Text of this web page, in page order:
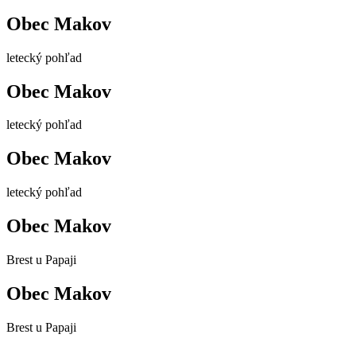
Obec Makov
letecký pohľad
Obec Makov
letecký pohľad
Obec Makov
letecký pohľad
Obec Makov
Brest u Papaji
Obec Makov
Brest u Papaji